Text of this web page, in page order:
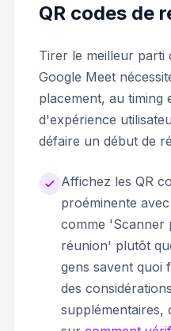
QR codes de
Tirer le meilleur parti
Google Meet
placement, au timing
d'expérience
défaire un début de
Affichez les QR
proéminente
comme 'Scanner
réunion' plutôt
gens savent quoi
des
supplémentaires,